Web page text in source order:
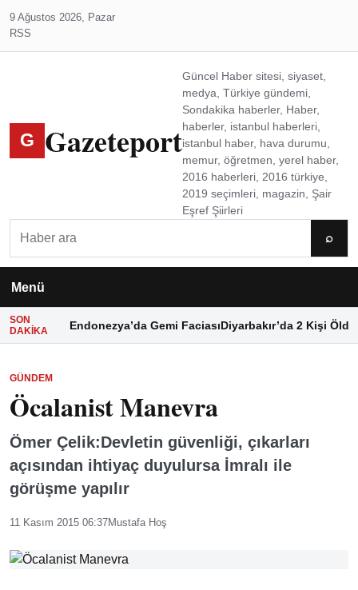
9 Ağustos 2026, Pazar
RSS
G Gazeteport
Güncel Haber sitesi, siyaset,
medya, Türkiye gündemi,
Sondakika haberler, Haber,
haberler, istanbul haberleri,
istanbul haber, hava durumu,
memur, öğretmen, yerel haber,
2016 haberleri, 2016 türkiye,
2019 seçimleri, magazin, Şair
Eşref Şiirleri
⌕
Menü
SON
DAKIKA
Endonezya’da Gemi FaciasıDiyarbakır’da 2 Kişi Öldü
GÜNDEM
Öcalanist Manevra
Ömer Çelik:Devletin güvenliği, çıkarları
açısından ihtiyaç duyulursa İmralı ile
görüşme yapılır
11 Kasım 2015 06:37Mustafa Hoş